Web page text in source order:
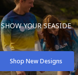
SHOW YOUR SEASIDE
Shop New Designs